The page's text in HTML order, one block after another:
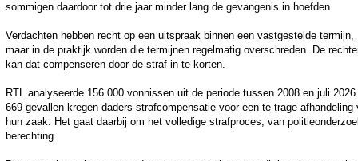
sommigen daardoor tot drie jaar minder lang de gevangenis in hoefden.
Verdachten hebben recht op een uitspraak binnen een vastgestelde termijn,
maar in de praktijk worden die termijnen regelmatig overschreden. De
kan dat compenseren door de straf in te korten.
RTL analyseerde 156.000 vonnissen uit de periode tussen 2008 en juli
669 gevallen kregen daders strafcompensatie voor een te trage afhandeling
hun zaak. Het gaat daarbij om het volledige strafproces, van
berechting.